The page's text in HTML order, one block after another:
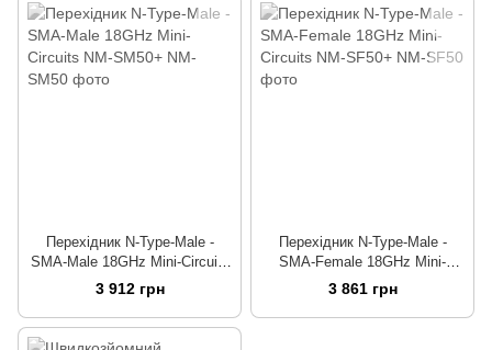
Перехідник N-Type-Male -
SMA-Male 18GHz Mini-Circuits
NM-SM50+
3 912 грн
Перехідник N-Type-Male -
SMA-Female 18GHz Mini-
Circuits NM-SF50+
3 861 грн